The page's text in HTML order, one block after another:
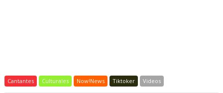
Cantantes Culturales Now!News Tiktoker Videos